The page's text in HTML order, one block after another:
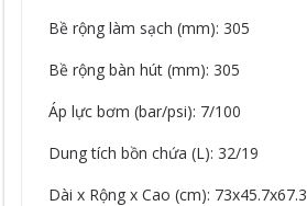
Bề rộng làm sạch (mm): 305
Bề rộng bàn hút (mm): 305
Áp lực bơm (bar/psi): 7/100
Dung tích bồn chứa (L): 32/19
Dài x Rộng x Cao (cm): 73x45.7x67.3